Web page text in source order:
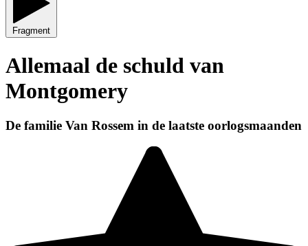
Fragment
Allemaal de schuld van
Montgomery
De familie Van Rossem in de laatste oorlogsmaanden